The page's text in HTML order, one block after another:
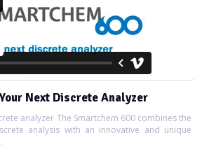
Next Discrete Analyzer
analyzer The Smartchem 600 combines the
analysis with an innovative and unique